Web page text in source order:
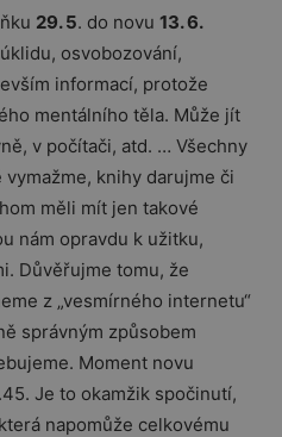
29. 5. do novu 13. 6.
osvobozování,
informací, protože
mentálního těla. Může jít
v počítači, atd. … Všechny
knihy darujme či
měli mít jen takové
nám opravdu k užitku,
Důvěřujme tomu, že
z „vesmírného internetu“
správným způsobem
Moment novu
Je to okamžik spočinutí,
napomůže celkovému